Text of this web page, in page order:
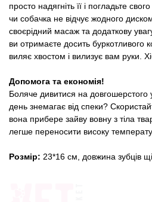
просто надягніть її і погладьте
чи собачка не відчує жодного
своєрідний масаж та додаткову
ви отримаєте досить буркотливого
виляє хвостом і вилизує вам руки.
Допомога та економія!
Боляче дивитися на довгошерстого
день знемагає від спеки?
вона прибере зайву вовну з тіла
легше переносити високу
Розмір: 23*16 см, довжина зубців